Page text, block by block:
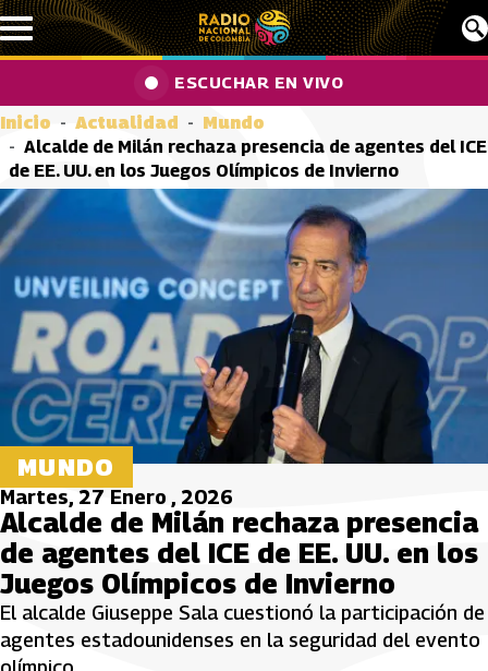
Pasar al contenido principal
ESCUCHAR EN VIVO
Inicio Actualidad
Mundo
Alcalde de Milán rechaza presencia de agentes del ICE
de EE. UU. en los Juegos Olímpicos de Invierno
MUNDO
Martes, 27 Enero , 2026
Alcalde de Milán rechaza presencia
de agentes del ICE de EE. UU. en los
Juegos Olímpicos de Invierno
El alcalde Giuseppe Sala cuestionó la participación de
agentes estadounidenses en la seguridad del evento